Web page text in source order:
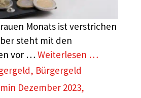
Monats ist verstrichen
steht mit den
vor … Weiterlesen …
, Bürgergeld
Dezember 2023,